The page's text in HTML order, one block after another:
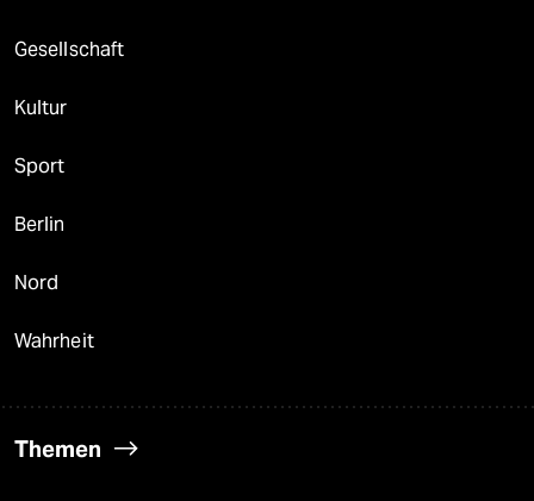
Gesellschaft
Kultur
Sport
Berlin
Nord
Wahrheit
Themen